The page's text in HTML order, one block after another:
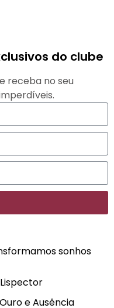
do clube
receba no seu
sonhos
e Ausência